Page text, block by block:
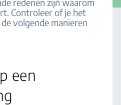
Controleer of je het
volgende manieren
een